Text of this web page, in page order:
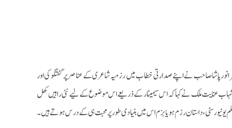
انورپاشا صاحب نے اپنے صدارتی خطاب میں رزمیہ شاعری کے عناصر پر گفتگو کی اور
شہاب عنایت ملک نے کہا کہ اس سیمینار کے ذریعے اس موضوع کے لیے نئی راہیں کھل
یونیورسٹی،داستان رزم ہو یا بزم اس میں بنیادی طور پر محبت ہی کے درس ہوتے ہیں۔